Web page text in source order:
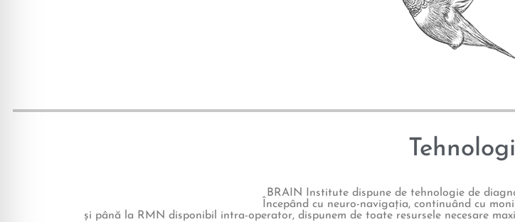
BRAIN Institute dispune de tehnologie de
Începând cu neuro-navigația, continuând cu
și până la RMN disponibil intra-operator, dispunem de toate resursele necesare